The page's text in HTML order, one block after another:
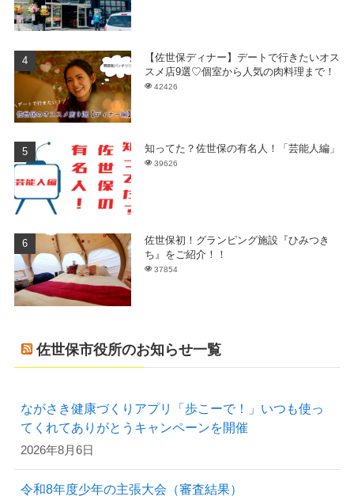
【佐世保ディナー】デートで行きたいオス
スメ店9選♡個室から人気の肉料理まで！
42426
知ってた？佐世保の有名人！「芸能人編」
39626
佐世保初！グランピング施設『ひみつき
ち』をご紹介！！
37854
佐世保市役所のお知らせ一覧
ながさき健康づくりアプリ「歩こーで！」いつも使っ
てくれてありがとうキャンペーンを開催
2026年8月6日
令和8年度少年の主張大会（審査結果）